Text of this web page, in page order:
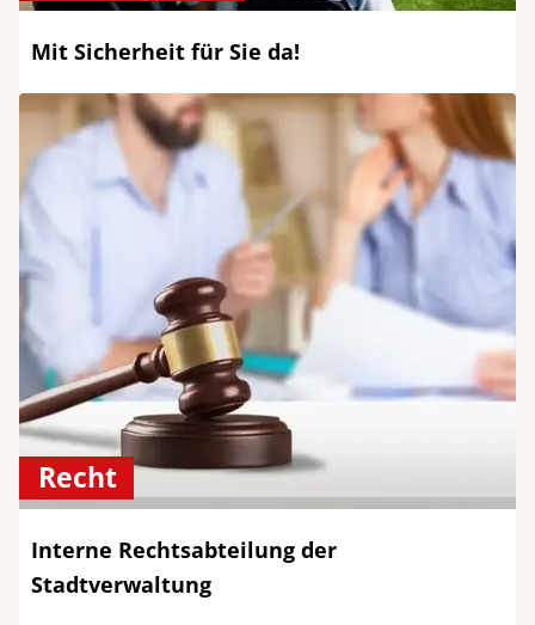
Mit Sicherheit für Sie da!
Recht
Interne Rechtsabteilung der
Stadtverwaltung